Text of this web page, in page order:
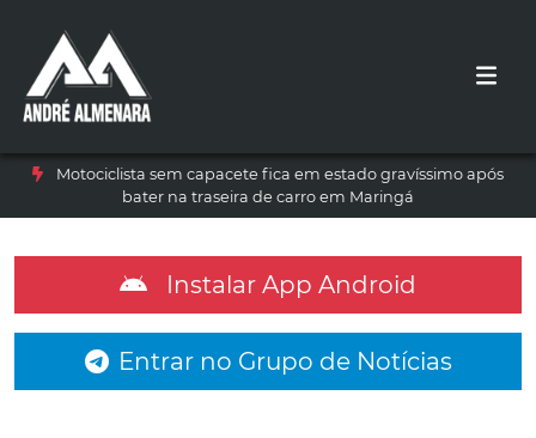
Motociclista sem capacete fica em estado gravíssimo após
bater na traseira de carro em Maringá
Instalar App Android
Entrar no Grupo de Notícias